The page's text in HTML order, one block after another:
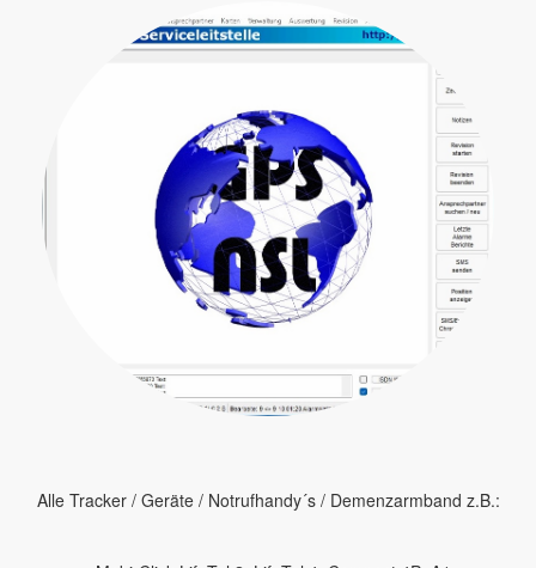
Alle Tracker / Geräte / Notrufhandy´s / Demenzarmband z.B.: